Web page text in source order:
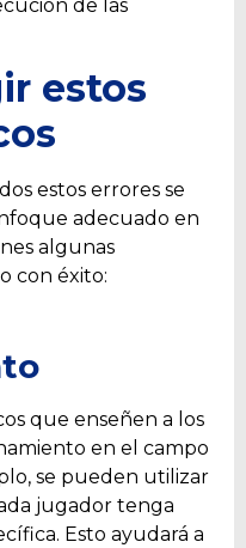
de las
estos
estos errores se
adecuado en
algunas
con éxito:
que enseñen a los
en el campo
se pueden utilizar
jugador tenga
Esto ayudará a